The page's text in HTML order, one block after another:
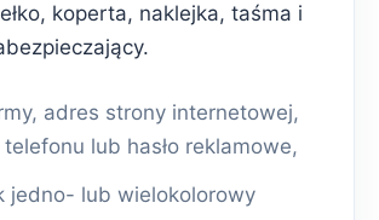
koperta, naklejka, taśma i
adres strony internetowej,
lub hasło reklamowe,
jedno- lub wielokolorowy